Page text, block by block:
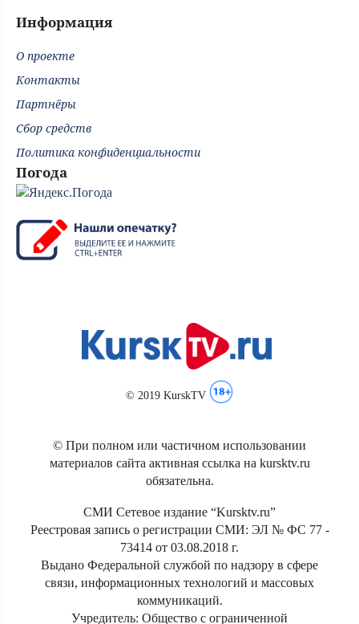
Информация
О проекте
Контакты
Партнёры
Сбор средств
Политика конфиденциальности
Погода
© 2019 KurskTV
© При полном или частичном использовании
материалов сайта активная ссылка на kursktv.ru
обязательна.
СМИ Сетевое издание “Kursktv.ru”
Реестровая запись о регистрации СМИ: ЭЛ № ФС 77 -
73414 от 03.08.2018 г.
Выдано Федеральной службой по надзору в сфере
связи, информационных технологий и массовых
коммуникаций.
Учредитель: Общество с ограниченной